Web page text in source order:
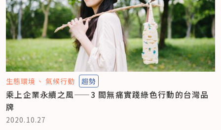
生態環境 氣候行動 趨勢
乘上企業永續之風——3 間無痛實踐綠色行動的台灣品
牌
2020.10.27